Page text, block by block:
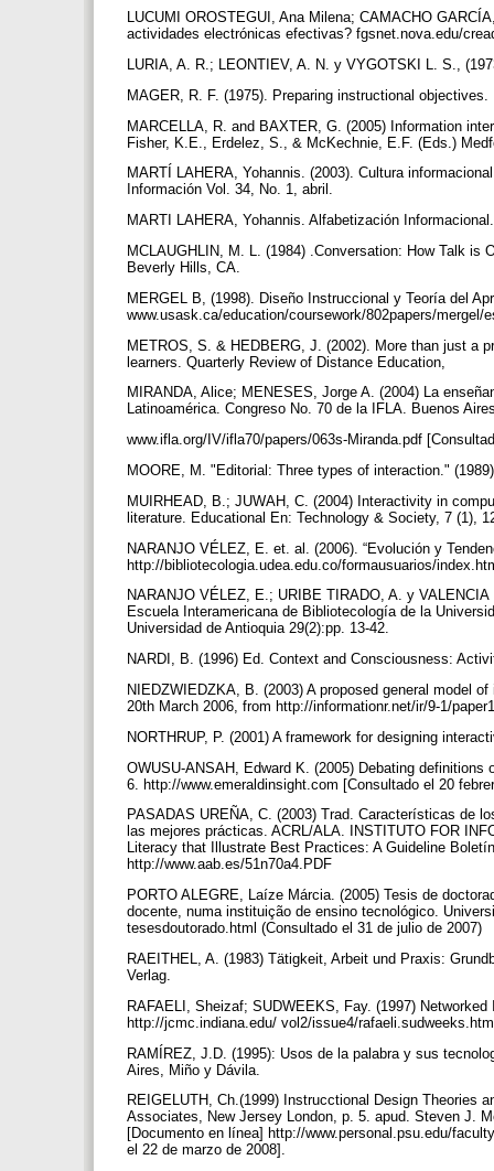
LUCUMI OROSTEGUI, Ana Milena; CAMACHO
actividades electrónicas efectivas? fgsnet.nova.edu/
LURIA, A. R.; LEONTIEV, A. N. y VYGOTSKI L. S.,
MAGER, R. F. (1975). Preparing instructional
MARCELLA, R. and BAXTER, G. (2005) Information
Fisher, K.E., Erdelez, S., & McKechnie, E.F. (Eds.)
MARTÍ LAHERA, Yohannis. (2003). Cultura
Información Vol. 34, No. 1, abril.
MARTI LAHERA, Yohannis. Alfabetización
MCLAUGHLIN, M. L. (1984) .Conversation: How Talk is
Beverly Hills, CA.
MERGEL B, (1998). Diseño Instruccional y Teoría del
www.usask.ca/education/coursework/802papers/
METROS, S. & HEDBERG, J. (2002). More than just a
learners. Quarterly Review of Distance Education,
MIRANDA, Alice; MENESES, Jorge A. (2004) La
Latinoamérica. Congreso No. 70 de la IFLA. Buenos
www.ifla.org/IV/ifla70/papers/063s-Miranda.pdf
MOORE, M. "Editorial: Three types of interaction."
MUIRHEAD, B.; JUWAH, C. (2004) Interactivity in
literature. Educational En: Technology & Society, 7 (1),
NARANJO VÉLEZ, E. et. al. (2006). “Evolución y
http://bibliotecologia.udea.edu.co/formausuarios/
NARANJO VÉLEZ, E.; URIBE TIRADO, A. y
Escuela Interamericana de Bibliotecología de la
Universidad de Antioquia 29(2):pp. 13-42.
NARDI, B. (1996) Ed. Context and Consciousness:
NIEDZWIEDZKA, B. (2003) A proposed general model
20th March 2006, from http://informationr.net/ir/9-1/
NORTHRUP, P. (2001) A framework for designing
OWUSU-ANSAH, Edward K. (2005) Debating
6. http://www.emeraldinsight.com [Consultado el 20
PASADAS UREÑA, C. (2003) Trad. Características de
las mejores prácticas. ACRL/ALA. INSTITUTO FOR
Literacy that Illustrate Best Practices: A Guideline
http://www.aab.es/51n70a4.PDF
PORTO ALEGRE, Laíze Márcia. (2005) Tesis de
docente, numa instituição de ensino tecnológico.
tesesdoutorado.html (Consultado el 31 de julio de 2007)
RAEITHEL, A. (1983) Tätigkeit, Arbeit und Praxis:
Verlag.
RAFAELI, Sheizaf; SUDWEEKS, Fay. (1997)
http://jcmc.indiana.edu/ vol2/issue4/
RAMÍREZ, J.D. (1995): Usos de la palabra y sus
Aires, Miño y Dávila.
REIGELUTH, Ch.(1999) Instrucctional Design Theories
Associates, New Jersey London, p. 5. apud. Steven J.
[Documento en línea] http://www.personal.psu.edu/
el 22 de marzo de 2008].